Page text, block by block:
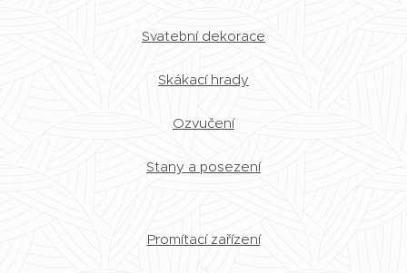
Svatební dekorace
Skákací hrady
Ozvučení
Stany a posezení
Promítací zařízení